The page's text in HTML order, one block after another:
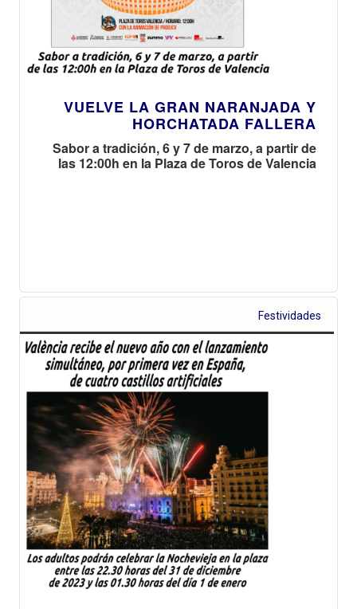
VUELVE LA GRAN NARANJADA Y
HORCHATADA FALLERA
Sabor a tradición, 6 y 7 de marzo, a partir de
las 12:00h en la Plaza de Toros de Valencia
Festividades